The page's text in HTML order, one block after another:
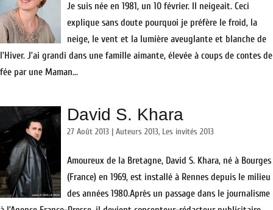
Je suis née en 1981, un 10 février. Il neigeait. Ceci
explique sans doute pourquoi je préfère le froid, la
neige, le vent et la lumière aveuglante et blanche de
l’Hiver. J’ai grandi dans une famille aimante, élevée à coups de contes de
fée par une Maman...
David S. Khara
27 Août 2013| Auteurs 2013, Les invités 2013
Amoureux de la Bretagne, David S. Khara, né à Bourges
(France) en 1969, est installé à Rennes depuis le milieu
des années 1980.Après un passage dans le journalisme